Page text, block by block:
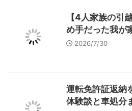
【4人家族の引
め手だった我が
2026/7/30
運転免許証返納
体験談と車処分